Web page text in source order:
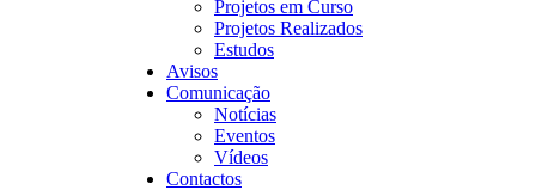
Projetos em Curso
Projetos Realizados
Estudos
Avisos
Comunicação
Notícias
Eventos
Vídeos
Contactos